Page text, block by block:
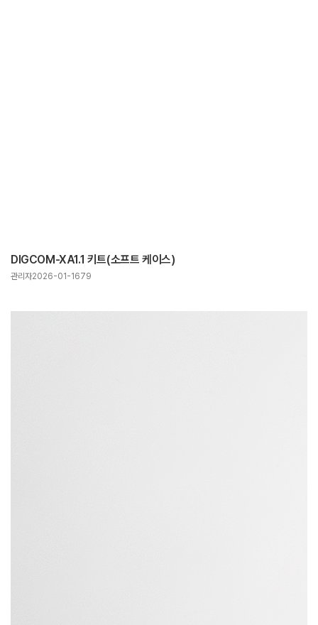
DIGCOM-XA1.1 키트(소프트 케이스)
관리자2026-01-1679